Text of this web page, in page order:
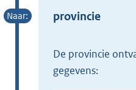
provincie
de provincie ontvangt de volgende
gegevens: